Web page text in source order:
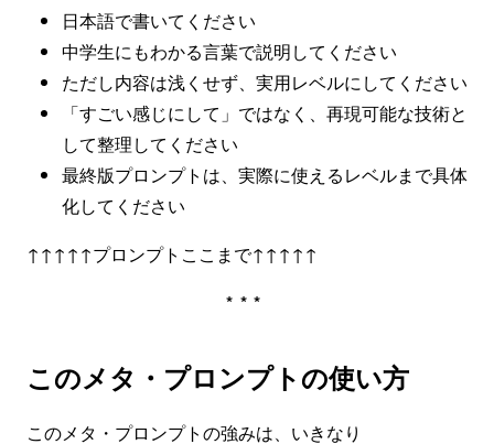
日本語で書いてください
中学生にもわかる言葉で説明してください
ただし内容は浅くせず、実用レベルにしてください
「すごい感じにして」ではなく、再現可能な技術と
して整理してください
最終版プロンプトは、実際に使えるレベルまで具体
化してください
↑↑↑↑↑プロンプトここまで↑↑↑↑↑
***
このメタ・プロンプトの使い方
このメタ・プロンプトの強みは、いきなり